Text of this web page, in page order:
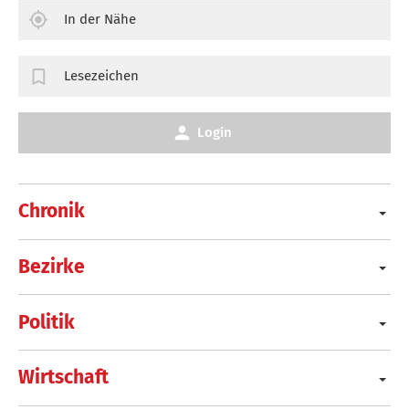
Chronik
Bezirke
Politik
Wirtschaft
In der Nähe
Lesezeichen
Login